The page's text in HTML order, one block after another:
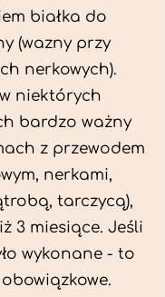
białka do
(wazny przy
nerkowych).
niektórych
bardzo ważny
z przewodem
nerkami,
tarczycą),
3 miesiące. Jeśli
wykonane - to